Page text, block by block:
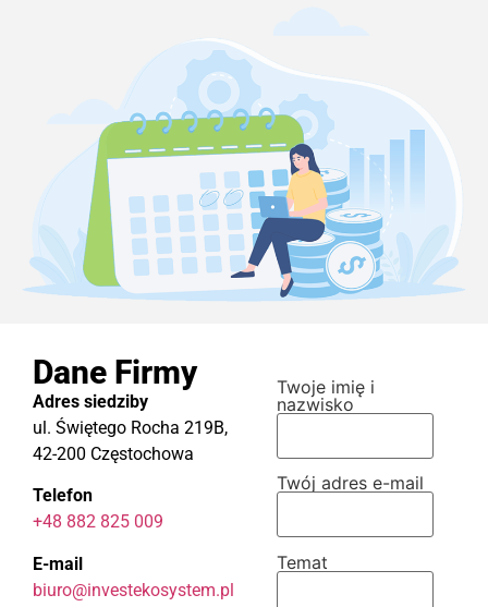
Dane Firmy
Adres siedziby
ul. Świętego Rocha 219B,
42-200 Częstochowa
Telefon
+48 882 825 009
E-mail
biuro@investekosystem.pl
Twoje imię i
nazwisko
Twój adres e-mail
Temat